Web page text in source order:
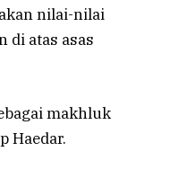
nilai-nilai
di atas asas
makhluk
Haedar.